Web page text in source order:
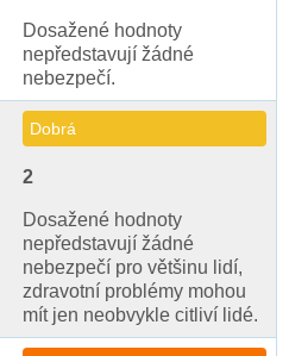
Dosažené hodnoty
nepředstavují žádné
nebezpečí.
Dobrá
2
Dosažené hodnoty
nepředstavují žádné
nebezpečí pro většinu lidí,
zdravotní problémy mohou
mít jen neobvykle citliví lidé.